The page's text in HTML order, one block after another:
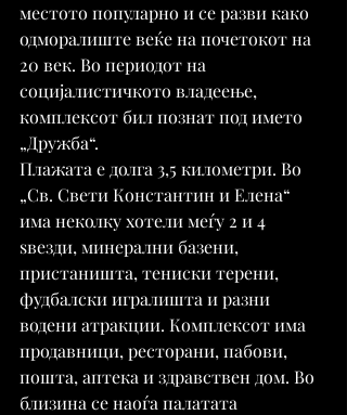
местото популарно и се разви како
одморалиште веќе на почетокот на
20 век. Во периодот на
социјалистичкото владеење,
комплексот бил познат под името
„Дружба“.
Плажата е долга 3,5 километри. Во
„Св. Свети Константин и Елена“
има неколку хотели меѓу 2 и 4
ѕвезди, минерални базени,
пристаништа, тениски терени,
фудбалски игралишта и разни
водени атракции. Комплексот има
продавници, ресторани, пабови,
пошта, аптека и здравствен дом. Во
близина се наоѓа палатата